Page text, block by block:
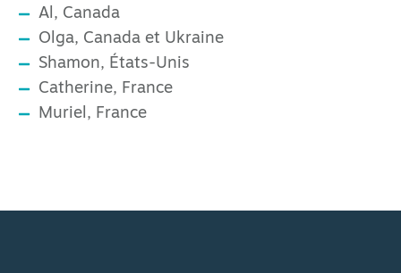
Al, Canada
Olga, Canada et Ukraine
Shamon, États-Unis
Catherine, France
Muriel, France